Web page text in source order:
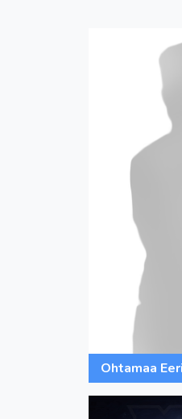
Ohtamaa